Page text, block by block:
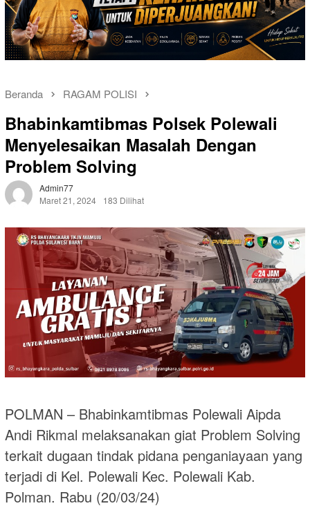
Beranda RAGAM POLISI
Bhabinkamtibmas Polsek Polewali
Menyelesaikan Masalah Dengan
Problem Solving
Admin77
Maret 21, 2024
183 Dilihat
POLMAN – Bhabinkamtibmas Polewali Aipda
Andi Rikmal melaksanakan giat Problem Solving
terkait dugaan tindak pidana penganiayaan yang
terjadi di Kel. Polewali Kec. Polewali Kab.
Polman. Rabu (20/03/24)